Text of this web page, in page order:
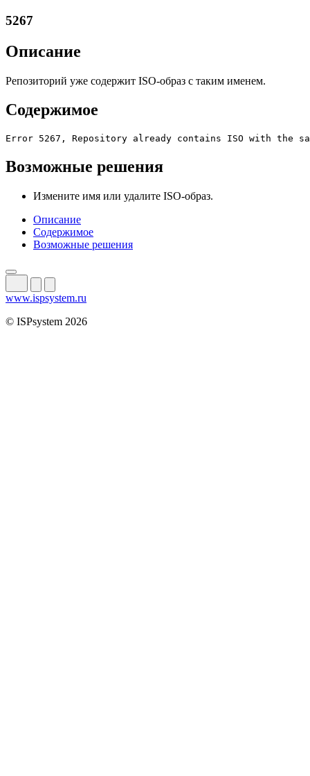
5267
Описание
Репозиторий уже содержит ISO-образ с таким именем.
Содержимое
Error 5267, Repository already contains ISO with the
Возможные решения
Измените имя или удалите ISO-образ.
Описание
Содержимое
Возможные решения
www.ispsystem.ru
© ISPsystem 2026